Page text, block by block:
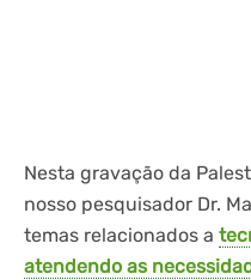
Nesta gravação da
nosso pesquisador Dr.
temas relacionados a
atendendo as